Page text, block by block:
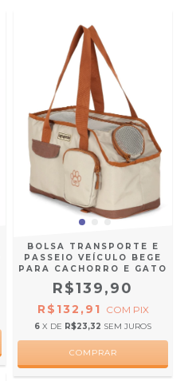
BOLSA TRANSPORTE E
PASSEIO VEÍCULO BEGE
PARA CACHORRO E GATO
R$139,90
R$132,91 COM PIX
6 X DE R$23,32 SEM JUROS